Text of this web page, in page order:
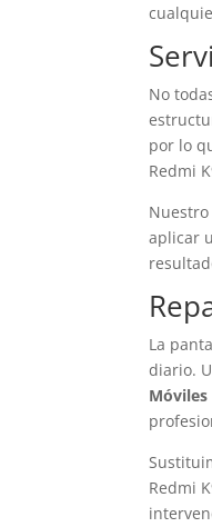
No
por lo
Redmi
aplicar
La
diario.
Móviles
Redmi